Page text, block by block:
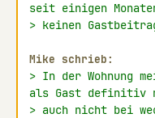
seit einigen
> keinen
Mike schrieb:
> In der Wohnung
als Gast definitiv
> auch nicht bei